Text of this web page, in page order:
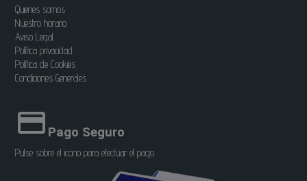
Quienes somos
Nuestro horario
Aviso Legal
Política privacidad
Política de Cookies
Condiciones Generales
Pago Seguro
Pulse sobre el icono para efectuar el pago